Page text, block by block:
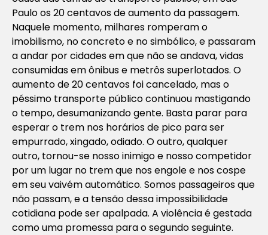
Paulo os 20 centavos de aumento da passagem.
Naquele momento, milhares romperam o
imobilismo, no concreto e no simbólico, e passaram
a andar por cidades em que não se andava, vidas
consumidas em ônibus e metrôs superlotados. O
aumento de 20 centavos foi cancelado, mas o
péssimo transporte público continuou mastigando
o tempo, desumanizando gente. Basta parar para
esperar o trem nos horários de pico para ser
empurrado, xingado, odiado. O outro, qualquer
outro, tornou-se nosso inimigo e nosso competidor
por um lugar no trem que nos engole e nos cospe
em seu vaivém automático. Somos passageiros que
não passam, e a tensão dessa impossibilidade
cotidiana pode ser apalpada. A violência é gestada
como uma promessa para o segundo seguinte.